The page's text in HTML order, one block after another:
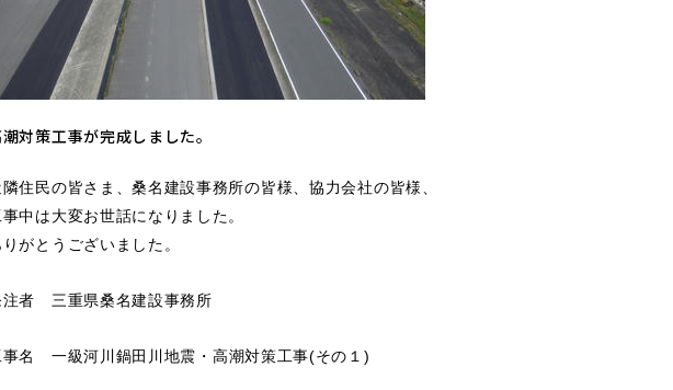
潮対策工事が完成しました。
住民の皆さま、桑名建設事務所の皆様、協力会社の皆様、
事中は大変お世話になりました。
りがとうございました。
注者 三重県桑名建設事務所
事名 一級河川鍋田川地震・高潮対策工事(その１)